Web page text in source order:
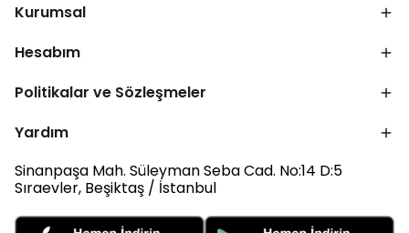
Kurumsal
Hesabım
Politikalar ve Sözleşmeler
Yardım
Sinanpaşa Mah. Süleyman Seba Cad. No:14 D:5
Sıraevler, Beşiktaş / İstanbul